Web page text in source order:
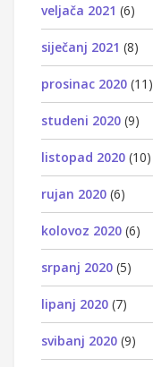
veljača 2021 (6)
siječanj 2021 (8)
prosinac 2020 (11)
studeni 2020 (9)
listopad 2020 (10)
rujan 2020 (6)
kolovoz 2020 (6)
srpanj 2020 (5)
lipanj 2020 (7)
svibanj 2020 (9)